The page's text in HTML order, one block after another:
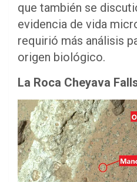
que también se
evidencia de vida
requirió más análisis
origen biológico.
La Roca Cheyava